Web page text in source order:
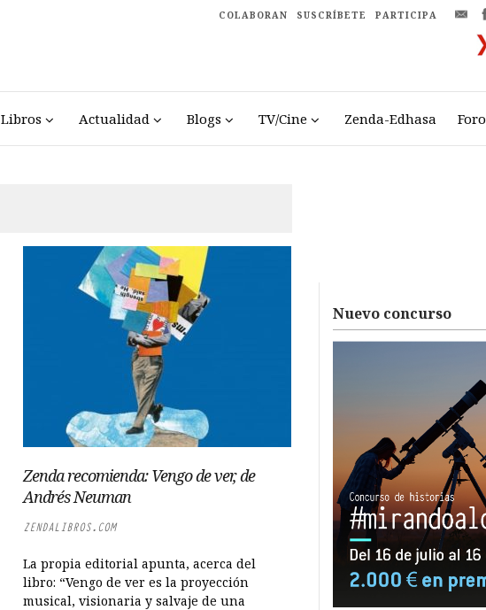
COLABORAN SUSCRÍBETE PARTICIPA
Libros Actualidad Blogs TV/Cine Zenda-Edhasa Foro
Zenda recomienda: Vengo de ver, de
Andrés Neuman
ZENDALIBROS.COM
La propia editorial apunta, acerca del
libro: “Vengo de ver es la proyección
musical, visionaria y salvaje de una
Nuevo concurso